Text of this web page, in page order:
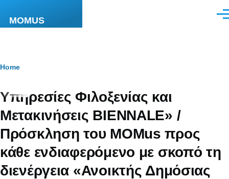
MOMUS
Breadcrumb
Home
Υπηρεσίες Φιλοξενίας και
Μετακινήσεις BIENNALE» /
Πρόσκληση του MOMus προς
κάθε ενδιαφερόμενο με σκοπό τη
διενέργεια «Ανοικτής Δημόσιας